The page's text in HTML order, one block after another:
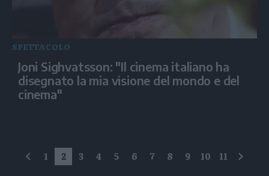
SPETTACOLO
Joni Sighvatsson: "Il cinema italiano ha
disegnato la mia visione del mondo e del
cinema"
precedente
1 2 3 4 5 6 7 8 9 10 11